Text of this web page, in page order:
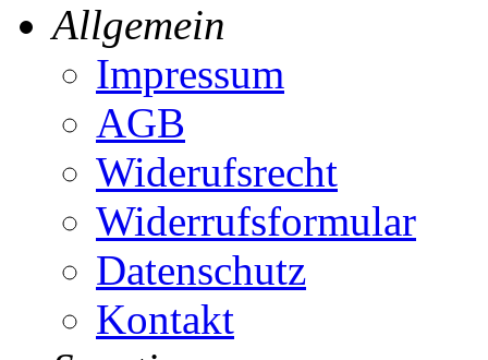
Allgemein
Impressum
AGB
Widerufsrecht
Widerrufsformular
Datenschutz
Kontakt